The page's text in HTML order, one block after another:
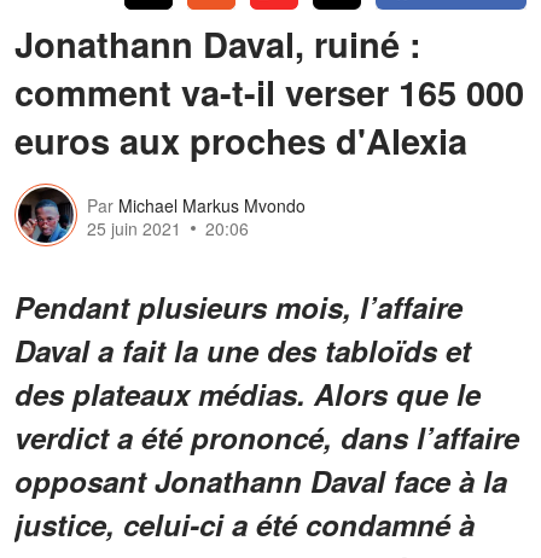
Jonathann Daval, ruiné :
comment va-t-il verser 165 000
euros aux proches d'Alexia
Par Michael Markus Mvondo
25 juin 2021
20:06
Pendant plusieurs mois, l’affaire
Daval a fait la une des tabloïds et
des plateaux médias. Alors que le
verdict a été prononcé, dans l’affaire
opposant Jonathann Daval face à la
justice, celui-ci a été condamné à